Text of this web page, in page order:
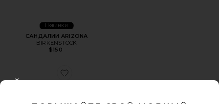
Новинки
САНДАЛИИ ARIZONA
BIRKENSTOCK
$150
Favorite КЛОГИ LONDON